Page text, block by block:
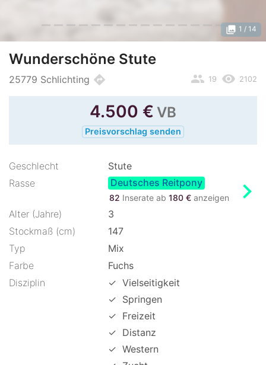
photo_library 1 / 14
Wunderschöne Stute
25779 Schlichting directions remove_red_eye 2102
people 19
4.500 € VB
Preisvorschlag senden
Geschlecht
Stute
Rasse
Deutsches Reitpony
82 Inserate ab 180 € anzeigen chevron_right
Alter (Jahre)
3
Stockmaß (cm)
147
Typ
Mix
Farbe
Fuchs
Disziplin
✓ Vielseitigkeit
✓ Springen
✓ Freizeit
✓ Distanz
✓ Western